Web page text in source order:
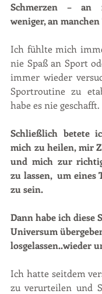
Schmerzen – an
weniger, an
Ich fühlte mich
nie Spaß an Sport
immer wieder
Sportroutine zu
habe es nie geschafft.
Schließlich betete
mich zu heilen, mir
und mich zur
zu lassen,  um eines
zu sein.
Dann habe ich diese
Universum
losgelassen..wieder
Ich hatte seitdem
zu verurteilen und